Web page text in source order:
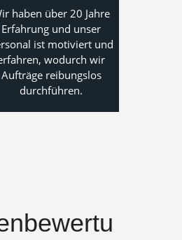
haben über 20 Jahre
Erfahrung und unser
ist motiviert und
wodurch wir
Aufträge reibungslos
durchführen.